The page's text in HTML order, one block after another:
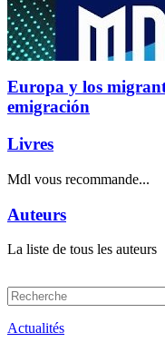
Europa y los
emigración
Livres
Mdl vous recommande...
Auteurs
La liste de tous les auteurs
Actualités